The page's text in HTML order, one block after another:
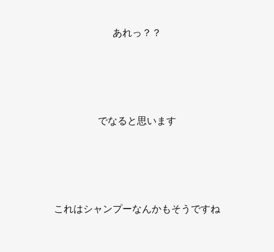
あれっ？？
でなると思います
これはシャンプーなんかもそうですね